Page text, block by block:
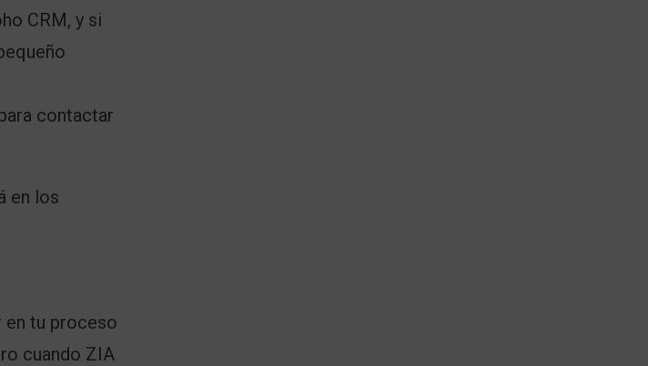
CRM, y si
contactar
en los
en tu proceso
cuando ZIA